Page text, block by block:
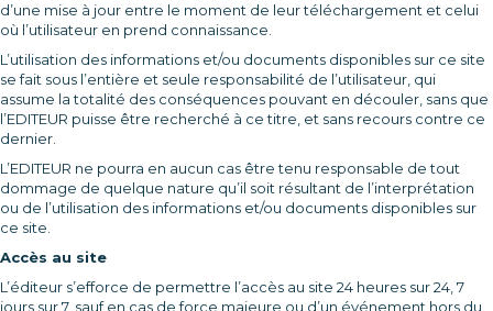
d’une mise à jour entre le moment de leur téléchargement et celui
où l’utilisateur en prend connaissance.
L’utilisation des informations et/ou documents disponibles sur ce site
se fait sous l’entière et seule responsabilité de l’utilisateur, qui
assume la totalité des conséquences pouvant en découler, sans que
l’EDITEUR puisse être recherché à ce titre, et sans recours contre ce
dernier.
L’EDITEUR ne pourra en aucun cas être tenu responsable de tout
dommage de quelque nature qu’il soit résultant de l’interprétation
ou de l’utilisation des informations et/ou documents disponibles sur
ce site.
Accès au site
L’éditeur s’efforce de permettre l’accès au site 24 heures sur 24, 7
jours sur 7, sauf en cas de force majeure ou d’un événement hors du